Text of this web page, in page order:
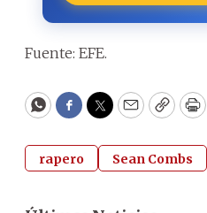
Fuente: EFE.
WhatsApp
Facebook
Twitter
EmailCopy
rapero Sean Combs